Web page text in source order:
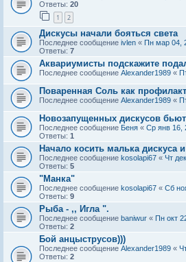
Ответы: 20
1 2
Дискусы начали бояться света
Последнее сообщение ivlen « Пн мар 04,
Ответы: 7
Аквариумисты подскажите
Последнее сообщение Alexander1989 «
Поваренная Соль как
Последнее сообщение Alexander1989 «
Новозапущенных дискусов бьют
Последнее сообщение Беня « Ср янв 16,
Ответы: 1
Начало косить малька дискуса
Последнее сообщение kosolapi67 « Чт
Ответы: 5
"Манка"
Последнее сообщение kosolapi67 « Сб
Ответы: 9
Рыба - ,, Игла ".
Последнее сообщение baniwur « Пн окт
Ответы: 2
Бой анцыструсов)))
Последнее сообщение Alexander1989 «
Ответы: 2